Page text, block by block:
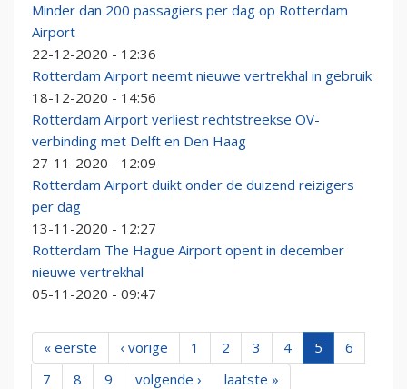
Minder dan 200 passagiers per dag op Rotterdam
Airport
22-12-2020 - 12:36
Rotterdam Airport neemt nieuwe vertrekhal in gebruik
18-12-2020 - 14:56
Rotterdam Airport verliest rechtstreekse OV-
verbinding met Delft en Den Haag
27-11-2020 - 12:09
Rotterdam Airport duikt onder de duizend reizigers
per dag
13-11-2020 - 12:27
Rotterdam The Hague Airport opent in december
nieuwe vertrekhal
05-11-2020 - 09:47
« eerste ‹ vorige 1 2 3 4 5
6
7
8 9 volgende › laatste »